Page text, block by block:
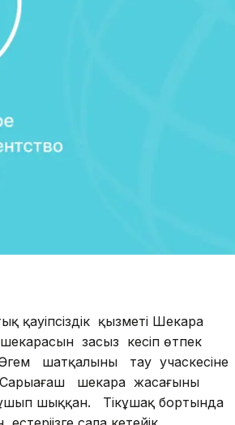
қауіпсіздік қызметі Шекара
заңсыз кесіп өтпек
шатқалының тау учаскесіне
Сарыағаш шекара жасағының
шыққан. Тікұшақ бортында